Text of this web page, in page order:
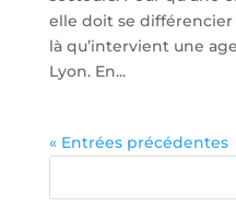
elle doit se différencier
là qu’intervient une
Lyon. En...
« Entrées précédentes